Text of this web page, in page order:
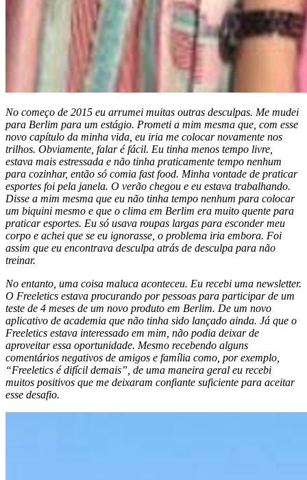
No começo de 2015 eu arrumei muitas outras desculpas. Me mudei
para Berlim para um estágio. Prometi a mim mesma que, com esse
novo capítulo da minha vida, eu iria me colocar novamente nos
trilhos. Obviamente, falar é fácil. Eu tinha menos tempo livre,
estava mais estressada e não tinha praticamente tempo nenhum
para cozinhar, então só comia fast food. Minha vontade de praticar
esportes foi pela janela. O verão chegou e eu estava trabalhando.
Disse a mim mesma que eu não tinha tempo nenhum para colocar
um biquini mesmo e que o clima em Berlim era muito quente para
praticar esportes. Eu só usava roupas largas para esconder meu
corpo e achei que se eu ignorasse, o problema iria embora. Foi
assim que eu encontrava desculpa atrás de desculpa para não
treinar.
No entanto, uma coisa maluca aconteceu. Eu recebi uma newsletter.
O Freeletics estava procurando por pessoas para participar de um
teste de 4 meses de um novo produto em Berlim. De um novo
aplicativo de academia que não tinha sido lançado ainda. Já que o
Freeletics estava interessado em mim, não podia deixar de
aproveitar essa oportunidade. Mesmo recebendo alguns
comentários negativos de amigos e família como, por exemplo,
“Freeletics é difícil demais”, de uma maneira geral eu recebi
muitos positivos que me deixaram confiante suficiente para aceitar
esse desafio.